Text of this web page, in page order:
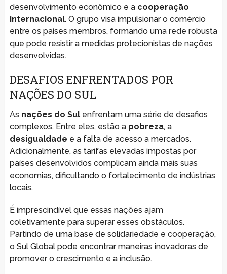
desenvolvimento econômico e a cooperação
internacional. O grupo visa impulsionar o comércio
entre os países membros, formando uma rede robusta
que pode resistir a medidas protecionistas de nações
desenvolvidas.
DESAFIOS ENFRENTADOS POR
NAÇÕES DO SUL
As nações do Sulenfrentam uma série de desafios
complexos. Entre eles, estão a pobreza, a
desigualdade e a falta de acesso a mercados.
Adicionalmente, as tarifas elevadas impostas por
países desenvolvidos complicam ainda mais suas
economias, dificultando o fortalecimento de indústrias
locais.
É imprescindível que essas nações ajam
coletivamente para superar esses obstáculos.
Partindo de uma base de solidariedade e cooperação,
o Sul Global pode encontrar maneiras inovadoras de
promover o crescimento e a inclusão.